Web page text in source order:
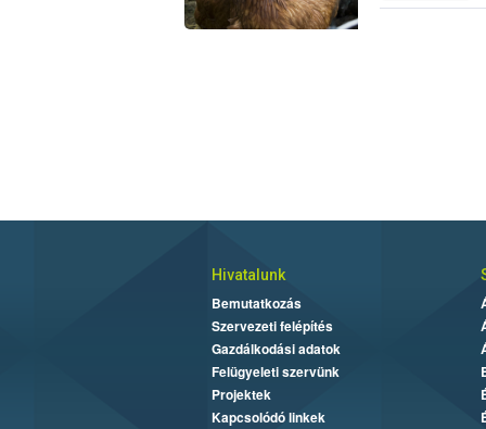
biológiai
Hivatalunk
Bemutatkozás
Szervezeti felépítés
Gazdálkodási adatok
Felügyeleti szervünk
Projektek
Kapcsolódó linkek